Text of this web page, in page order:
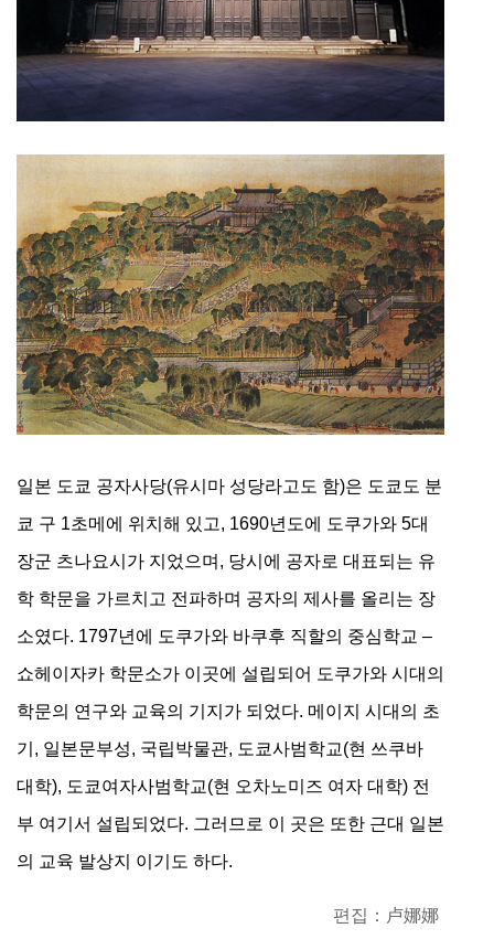
일본 도쿄 공자사당(유시마 성당라고도 함)은 도쿄도 분
쿄 구 1초메에 위치해 있고, 1690년도에 도쿠가와 5대
장군 츠나요시가 지었으며, 당시에 공자로 대표되는 유
학 학문을 가르치고 전파하며 공자의 제사를 올리는 장
소였다. 1797년에 도쿠가와 바쿠후 직할의 중심학교 –
쇼헤이자카 학문소가 이곳에 설립되어 도쿠가와 시대의
학문의 연구와 교육의 기지가 되었다. 메이지 시대의 초
기, 일본문부성, 국립박물관, 도쿄사범학교(현 쓰쿠바
대학), 도쿄여자사범학교(현 오차노미즈 여자 대학) 전
부 여기서 설립되었다. 그러므로 이 곳은 또한 근대 일본
의 교육 발상지 이기도 하다.
편집：卢娜娜